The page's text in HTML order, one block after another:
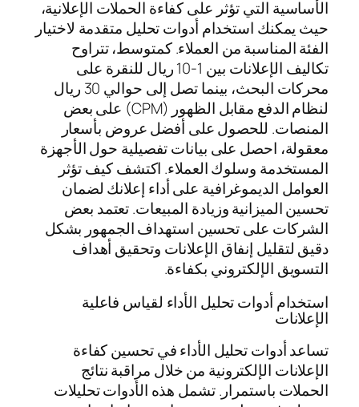
الأساسية التي تؤثر على كفاءة الحملات الإعلانية،
حيث يمكنك استخدام أدوات تحليل متقدمة لاختيار
الفئة المناسبة من العملاء. كمتوسط، تتراوح
تكاليف الإعلانات بين 1-10 ريال للنقرة على
محركات البحث، بينما تصل إلى حوالي 30 ريال
لنظام الدفع مقابل الظهور (CPM) على بعض
المنصات. للحصول على أفضل عروض بأسعار
معقولة، احصل على بيانات تفصيلية حول الأجهزة
المستخدمة وسلوك العملاء. اكتشف كيف تؤثر
العوامل الديموغرافية على أداء إعلانك لضمان
تحسين الميزانية وزيادة المبيعات. تعتمد بعض
الشركات على تحسين استهداف الجمهور بشكل
دقيق لتقليل إنفاق الإعلانات وتحقيق أهداف
التسويق الإلكتروني بكفاءة.
استخدام أدوات تحليل الأداء لقياس فاعلية
الإعلانات
تساعد أدوات تحليل الأداء في تحسين كفاءة
الإعلانات الإلكترونية من خلال مراقبة نتائج
الحملات باستمرار. تشمل هذه الأدوات تحليلات